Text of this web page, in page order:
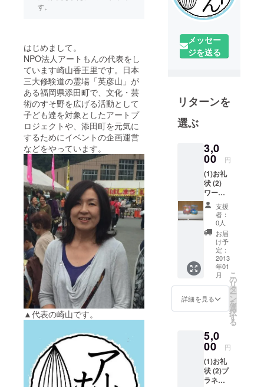
す。
はじめまして。
NPO法人アートもんの代表をし
ています崎山香王里です。日本
三大修験道の霊場「英彦山」が
ある福岡県添田町で、文化・芸
術のすそ野を広げる活動として
子ども達を対象としたアートプ
ロジェクトや、添田町を元気に
するためにイベントの企画運営
などをやっています。
▲代表の崎山です。
メッセー
ジを送る
リターンを
選ぶ
3,0
00 円
(1)お礼
状 (2)
ワーク
ショッ
プ「星
降る
ドーム
を作ろ
う」無
料参加
方の方
など当
日参加
できな
ワーク
ショッ
プ参加
券を作
品とし
てお送
支援
者：
0人
お届
け予
定：
2013
年01
月
詳細を見る
こ
の
リ
タ
ー
ン
を
選
択
す
る
5,0
00 円
(1)お礼
状 (2)プ
ラネタ